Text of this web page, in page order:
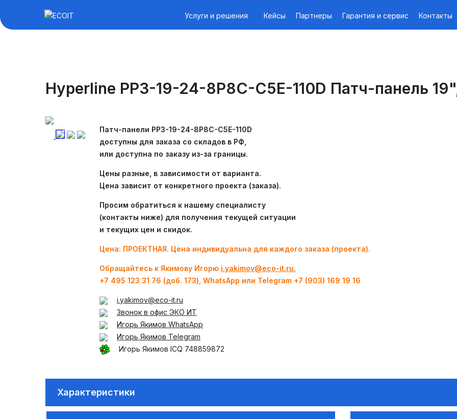
Услуги и решения Кейсы Партнеры Гарантия и сервис Контакты
Hyperline PP3-19-24-8P8C-C5E-110D Патч-панель
Патч-панели PP3-19-24-8P8C-C5E-110D
доступны для заказа со складов в РФ,
или доступна по заказу из-за границы.
Цены разные, в зависимости от варианта.
Цена зависит от конкретного проекта (заказа).
Просим обратиться к нашему специалисту
(контакты ниже) для получения текущей ситуации
и текущих цен и скидок.
Цена: ПРОЕКТНАЯ. Цена индивидуальна для каждого заказа (проекта).
Обращайтесь к Якимову Игорю i.yakimov@eco-it.ru
+7 495 123 31 76 (доб. 173), WhatsApp или Telegram +7 (903) 169 19 16
i.yakimov@eco-it.ru
Звонок в офис ЭКО ИТ
Игорь Якимов WhatsApp
Игорь Якимов Telegram
Игорь Якимов ICQ 748859872
Характеристики